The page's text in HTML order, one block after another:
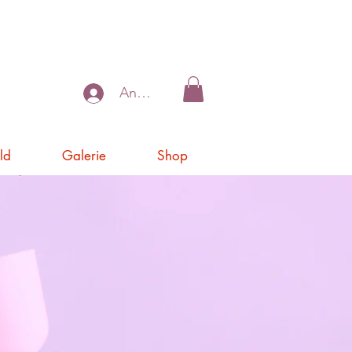
Anmelden
Galerie Shop